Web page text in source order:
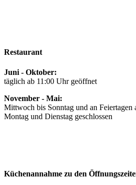
Restaurant
Juni - Oktober:
täglich ab 11:00 Uhr geöffnet
November - Mai:
Mittwoch bis Sonntag und an Feiertagen
Montag und Dienstag geschlossen
Küchenannahme zu den